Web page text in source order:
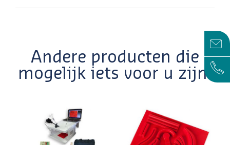
Andere producten die
mogelijk iets voor u zijn!